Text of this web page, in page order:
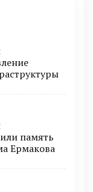
память
Ермакова